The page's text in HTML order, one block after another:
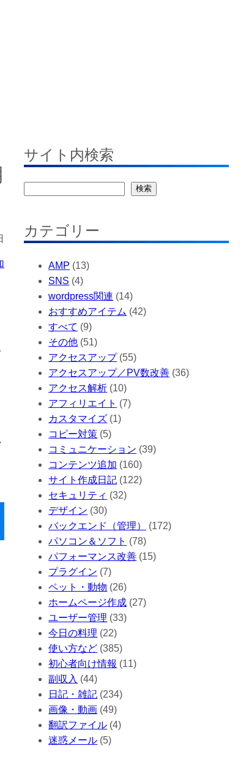
サイト内検索
検索
カテゴリー
AMP (13)
SNS (4)
wordpress関連 (14)
おすすめアイテム (42)
すべて (9)
その他 (51)
アクセスアップ(55)
アクセスアップ／PV数改善 (36)
アクセス解析 (10)
アフィリエイト (7)
カスタマイズ (1)
コピー対策 (5)
コミュニケーション (39)
コンテンツ追加 (160)
サイト作成日記 (122)
セキュリティ (32)
デザイン (30)
バックエンド（管理）
(172)
パソコン＆ソフト (78)
パフォーマンス改善 (15)
プラグイン (7)
ペット・動物 (26)
ホームページ作成 (27)
ユーザー管理 (33)
今日の料理 (22)
使い方など (385)
初心者向け情報 (11)
副収入 (44)
日記・雑記 (234)
画像・動画 (49)
翻訳ファイル (4)
迷惑メール (5)